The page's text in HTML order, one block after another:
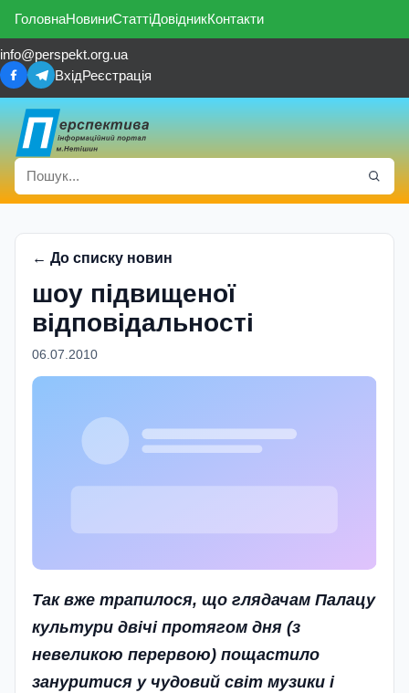
ГоловнаНовиниСтаттіДовідникКонтакти
info@perspekt.org.ua
ВхідРеєстрація
← До списку новин
шоу підвищеної
відповідальності
06.07.2010
Так вже трапилося, що глядачам Палацу
культури двічі протягом дня (з
невеликою перервою) пощастило
зануритися у чудовий світ музики і